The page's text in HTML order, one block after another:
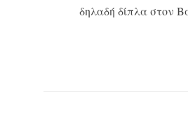
δηλαδή δίπλα στον